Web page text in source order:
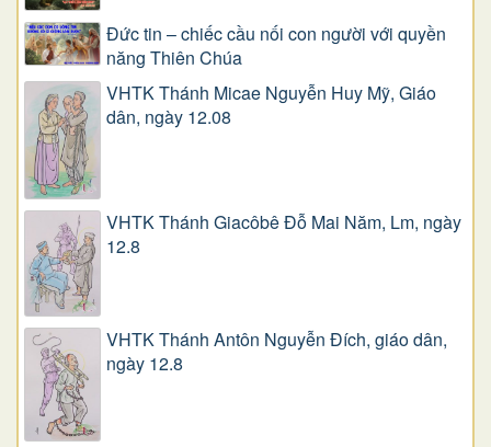
Đức tin – chiếc cầu nối con người với quyền
năng Thiên Chúa
VHTK Thánh Micae Nguyễn Huy Mỹ, Giáo
dân, ngày 12.08
VHTK Thánh Giacôbê Ðỗ Mai Năm, Lm, ngày
12.8
VHTK Thánh Antôn Nguyễn Ðích, giáo dân,
ngày 12.8